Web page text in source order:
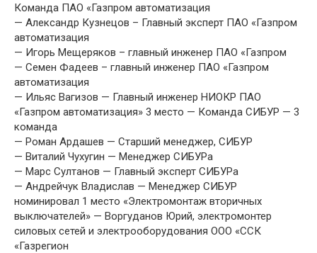
Команда ПАО «Газпром автоматизация
— Александр Кузнецов – Главный эксперт ПАО «Газпром
автоматизация
— Игорь Мещеряков – главный инженер ПАО «Газпром
— Семен Фадеев – главный инженер ПАО «Газпром
автоматизация
— Ильяс Вагизов — Главный инженер НИОКР ПАО
«Газпром автоматизация» 3 место — Команда СИБУР — 3
команда
— Роман Ардашев — Старший менеджер, СИБУР
— Виталий Чухугин — Менеджер СИБУРа
— Марс Султанов — Главный эксперт СИБУРа
— Андрейчук Владислав — Менеджер СИБУР
номинировал 1 место «Электромонтаж вторичных
выключателей» — Воргуданов Юрий, электромонтер
силовых сетей и электрооборудования ООО «ССК
«Газрегион